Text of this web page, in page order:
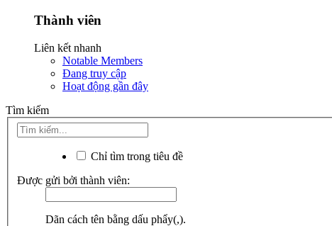
Thành viên
Liên kết nhanh
Notable Members
Đang truy cập
Hoạt động gần đây
Tìm kiếm
Chỉ tìm trong tiêu đề
Được gửi bởi thành viên:
Dãn cách tên bằng dấu phẩy(,).